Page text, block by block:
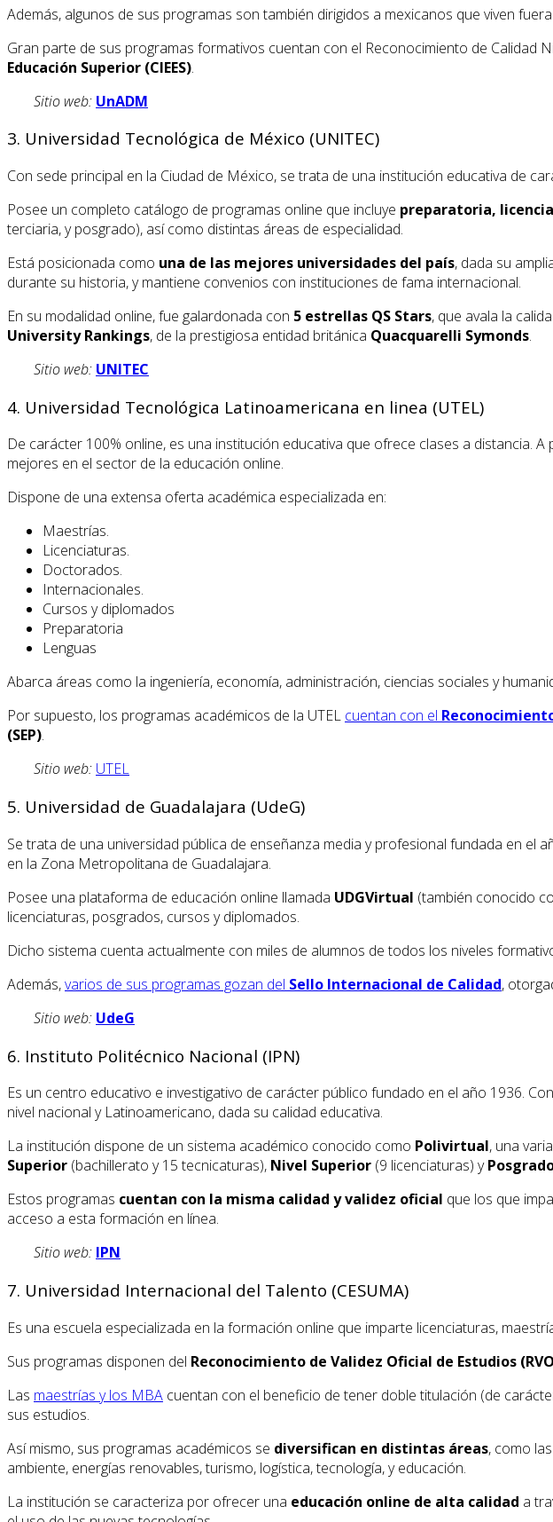
Además, algunos de sus programas son también dirigidos a mexicanos que viven
Gran parte de sus programas formativos cuentan con el Reconocimiento de Calidad
Educación Superior (CIEES).
Sitio web: UnADM
3. Universidad Tecnológica de México (UNITEC)
Con sede principal en la Ciudad de México, se trata de una institución educativa de
Posee un completo catálogo de programas online que incluye preparatoria,
terciaria, y posgrado), así como distintas áreas de especialidad.
Está posicionada como una de las mejores universidades del país, dada su
durante su historia, y mantiene convenios con instituciones de fama internacional.
En su modalidad online, fue galardonada con 5 estrellas QS Stars, que avala la
University Rankings, de la prestigiosa entidad británica Quacquarelli Symonds.
Sitio web: UNITEC
4. Universidad Tecnológica Latinoamericana en linea (UTEL)
De carácter 100% online, es una institución educativa que ofrece clases a distancia.
mejores en el sector de la educación online.
Dispone de una extensa oferta académica especializada en:
Maestrías.
Licenciaturas.
Doctorados.
Internacionales.
Cursos y diplomados
Preparatoria
Lenguas
Abarca áreas como la ingeniería, economía, administración, ciencias sociales y
Por supuesto, los programas académicos de la UTEL cuentan con el
(SEP).
Sitio web: UTEL
5. Universidad de Guadalajara (UdeG)
Se trata de una universidad pública de enseñanza media y profesional fundada en el
en la Zona Metropolitana de Guadalajara.
Posee una plataforma de educación online llamada UDGVirtual (también conocido
licenciaturas, posgrados, cursos y diplomados.
Dicho sistema cuenta actualmente con miles de alumnos de todos los niveles
Además,varios de sus programas gozan del Sello Internacional de Calidad,
Sitio web: UdeG
6. Instituto Politécnico Nacional (IPN)
Es un centro educativo e investigativo de carácter público fundado en el año 1936.
nivel nacional y Latinoamericano, dada su calidad educativa.
La institución dispone de un sistema académico conocido como Polivirtual, una
Superior (bachillerato y 15 tecnicaturas), Nivel Superior (9 licenciaturas) y
Estos programas cuentan con la misma calidad y validez oficial que los que
acceso a esta formación en línea.
Sitio web: IPN
7. Universidad Internacional del Talento (CESUMA)
Es una escuela especializada en la formación online que imparte licenciaturas,
Sus programas disponen del Reconocimiento de Validez Oficial de Estudios
Las maestrías y los MBA cuentan con el beneficio de tener doble titulación (de
sus estudios.
Así mismo, sus programas académicos se diversifican en distintas áreas, como
ambiente, energías renovables, turismo, logística, tecnología, y educación.
La institución se caracteriza por ofrecer una educación online de alta calidad a